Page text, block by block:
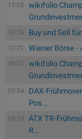
11:05
wikifolio
10:26 Buy und Sell
10:21 Wiener Börse -
09:55
wikifolio
09:54
DAX-
Pos...
09:53
ATX TR-
R...